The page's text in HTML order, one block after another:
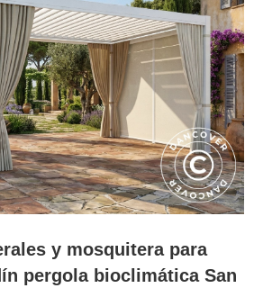
y mosquitera para
pergola bioclimática San